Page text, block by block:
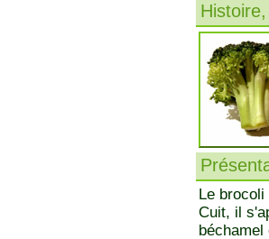
Le
Cuit, il
béchamel